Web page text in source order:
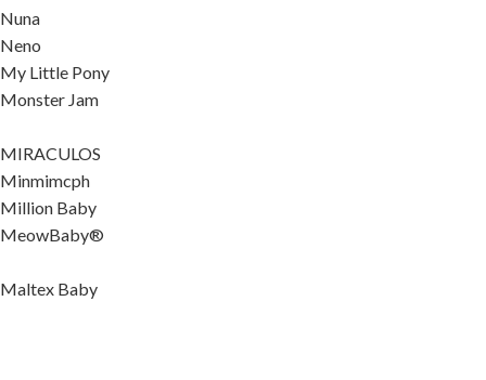
Nuna
Neno
My Little Pony
Monster Jam
MIRACULOS
Minmimcph
Million Baby
MeowBaby®
Maltex Baby